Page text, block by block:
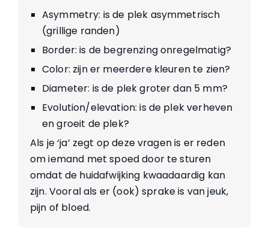
Asymmetry: is de plek asymmetrisch
(grillige randen)
Border: is de begrenzing onregelmatig?
Color: zijn er meerdere kleuren te zien?
Diameter: is de plek groter dan 5 mm?
Evolution/elevation: is de plek verheven
en groeit de plek?
Als je ‘ja’ zegt op deze vragen is er reden
om iemand met spoed door te sturen
omdat de huidafwijking kwaadaardig kan
zijn. Vooral als er (ook) sprake is van jeuk,
pijn of bloed.